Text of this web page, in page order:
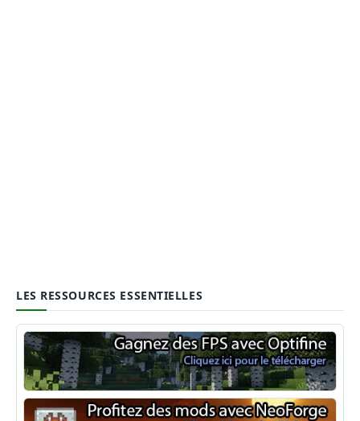
LES RESSOURCES ESSENTIELLES
Optifine